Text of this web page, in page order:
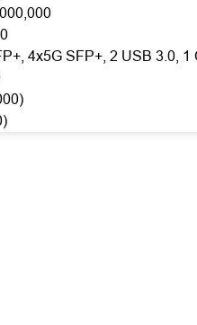
4x5G SFP+, 2 USB 3.0,